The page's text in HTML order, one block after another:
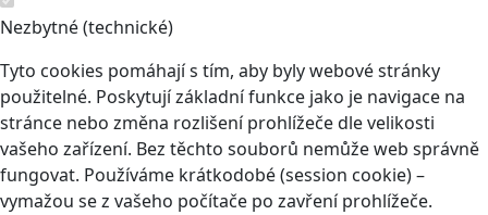
Nezbytné (technické)
Tyto cookies pomáhají s tím, aby byly webové stránky
použitelné. Poskytují základní funkce jako je navigace na
stránce nebo změna rozlišení prohlížeče dle velikosti
vašeho zařízení. Bez těchto souborů nemůže web správně
fungovat. Používáme krátkodobé (session cookie) –
vymažou se z vašeho počítače po zavření prohlížeče.